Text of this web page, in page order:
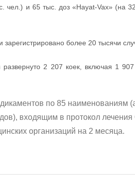
чел.) и 65 тыс. доз «Hayat-Vax» (на
более 20 тысячи
2 207 коек, включая 1
по 85 наименованиям
входящим в протокол лечения
организаций на 2 месяца.